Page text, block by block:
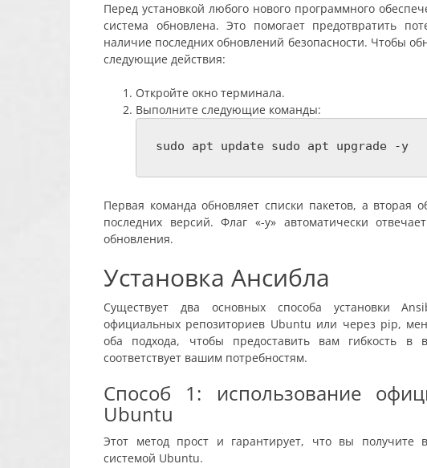
Перед установкой любого нового программного
система обновлена. Это помогает предотвратить
наличие последних обновлений безопасности. Чтобы
следующие действия:
Откройте окно терминала.
Выполните следующие команды:
sudo apt update sudo apt upgrade -y
Первая команда обновляет списки пакетов, а вторая
последних версий. Флаг «-y» автоматически
обновления.
Установка Ансибла
Существует два основных способа установки
официальных репозиториев Ubuntu или через pip,
оба подхода, чтобы предоставить вам гибкость в
соответствует вашим потребностям.
Способ 1: использование
Ubuntu
Этот метод прост и гарантирует, что вы
системой Ubuntu.